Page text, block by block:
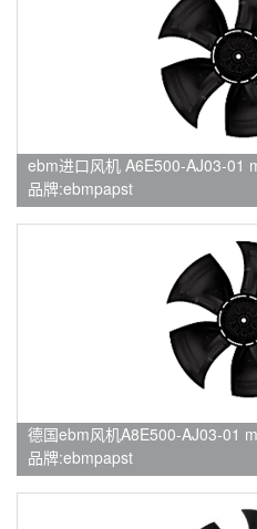
ebm进口风机 A6E500-AJ03-01
品牌:ebmpapst
德国ebm风机A8E500-AJ03-01
品牌:ebmpapst